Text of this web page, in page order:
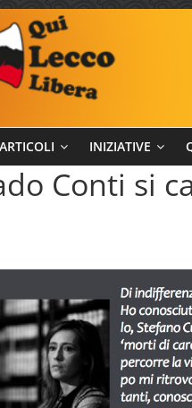
ARTICOLI INIZIATIVE
Conti si